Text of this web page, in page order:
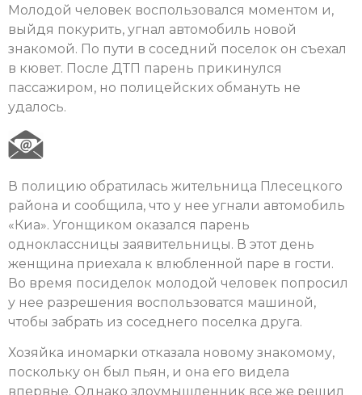
Молодой человек воспользовался моментом и,
выйдя покурить, угнал автомобиль новой
знакомой. По пути в соседний поселок он съехал
в кювет. После ДТП парень прикинулся
пассажиром, но полицейских обмануть не
удалось.
В полицию обратилась жительница Плесецкого
района и сообщила, что у нее угнали автомобиль
«Киа». Угонщиком оказался парень
одноклассницы заявительницы. В этот день
женщина приехала к влюбленной паре в гости.
Во время посиделок молодой человек попросил
у нее разрешения воспользоватся машиной,
чтобы забрать из соседнего поселка друга.
Хозяйка иномарки отказала новому знакомому,
поскольку он был пьян, и она его видела
впервые. Однако злоумышленник все же решил